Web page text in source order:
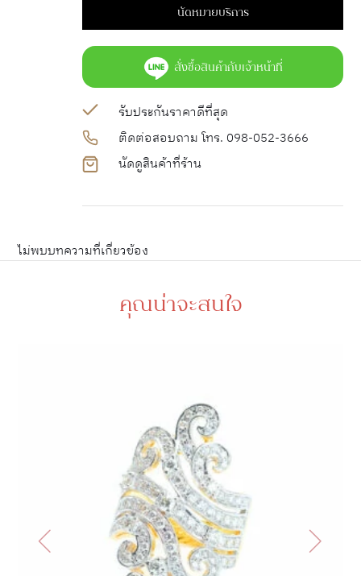
นัดหมายบริการ
สั่งซื้อสินค้ากับเจ้าหน้าที่
รับประกันราคาดีที่สุด
ติดต่อสอบถาม โทร. 098-052-3666
นัดดูสินค้าที่ร้าน
ไม่พบบทความที่เกี่ยวข้อง
คุณน่าจะสนใจ